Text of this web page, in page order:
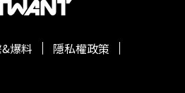
爆料
隱私權政策